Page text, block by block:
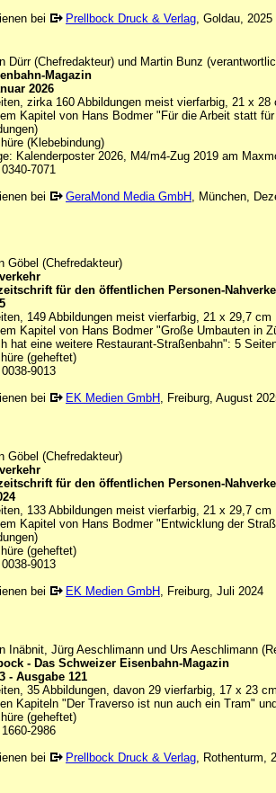
bei
Prellbock Druck & Verlag, Goldau, 2025
Dürr (Chefredakteur) und Martin Bunz
Magazin
2026
zirka 160 Abbildungen meist vierfarbig, 21 x 28
Kapitel von Hans Bodmer "Für die Arbeit statt
(Klebebindung)
Kalenderposter 2026, M4/m4-Zug 2019 am
0340-7071
bei
GeraMond Media GmbH, München,
Göbel (Chefredakteur)
für den öffentlichen Personen-
149 Abbildungen meist vierfarbig, 21 x 29,7 cm
Kapitel von Hans Bodmer "Große Umbauten in
hat eine weitere Restaurant-Straßenbahn": 5
(geheftet)
0038-9013
bei
EK Medien GmbH, Freiburg, August
Göbel (Chefredakteur)
für den öffentlichen Personen-
133 Abbildungen meist vierfarbig, 21 x 29,7 cm
Kapitel von Hans Bodmer "Entwicklung der
(geheftet)
0038-9013
bei
EK Medien GmbH, Freiburg, Juli 2024
Inäbnit, Jürg Aeschlimann und Urs Aeschlimann
- Das Schweizer Eisenbahn-Magazin
- Ausgabe 121
35 Abbildungen, davon 29 vierfarbig, 17 x 23 cm
Kapiteln "Der Traverso ist nun auch ein Tram"
(geheftet)
1660-2986
bei
Prellbock Druck & Verlag, Rothenturm,